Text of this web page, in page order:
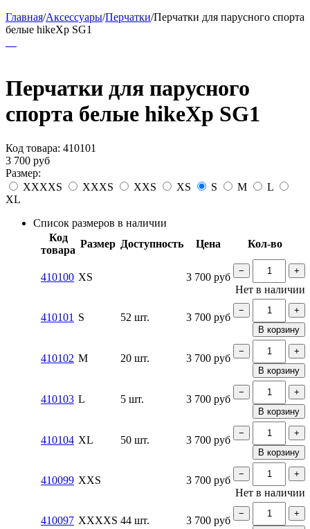
Главная/Аксессуары/Перчатки/Перчатки для парусного спорта
белые hikeXp SG1
Перчатки для парусного
спорта белые hikeXp SG1
Код товара: 410101
3 700 руб
Размер:
XXXXS
XXXS XXS XS S M
L
XL
Список размеров в наличии
Код
товара
Размер Доступность Цена Кол-во
410100 XS 3 700 руб − +
Нет в наличии
410101 S 52 шт. 3 700 руб
−
+
В корзину
410102 M 20 шт. 3 700 руб
−
+
В корзину
410103 L 5 шт. 3 700 руб
−
+
В корзину
410104 XL 50 шт. 3 700 руб
−
+
В корзину
410099 XXS 3 700 руб − +
Нет в наличии
410097 XXXXS 44 шт. 3 700 руб
−
+